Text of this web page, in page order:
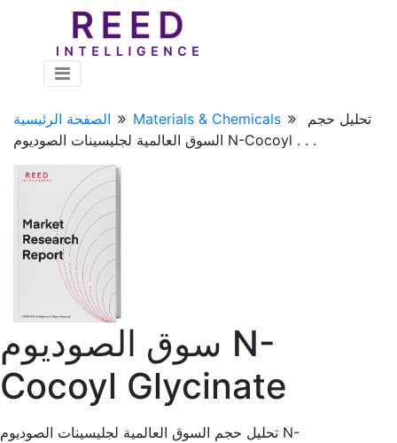
الصفحة الرئيسية Materials & Chemicals
تحليل حجم
السوق العالمية لجليسينات الصوديوم N-Cocoyl . . .
سوق الصوديوم N-
Cocoyl Glycinate
تحليل حجم السوق العالمية لجليسينات الصوديوم N-